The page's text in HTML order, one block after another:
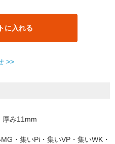
に入れる
>>
厚み11mm
・集いPi・集いVP・集いWK・